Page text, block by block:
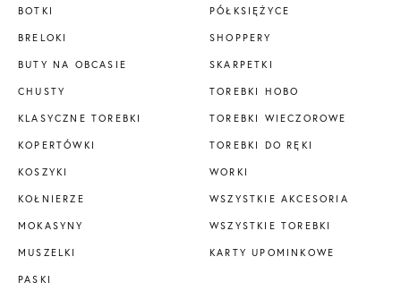
BOTKI
BRELOKI
BUTY NA OBCASIE
CHUSTY
KLASYCZNE TOREBKI
KOPERTÓWKI
KOSZYKI
KOŁNIERZE
MOKASYNY
MUSZELKI
PASKI
PÓŁKSIĘŻYCE
SHOPPERY
SKARPETKI
TOREBKI HOBO
TOREBKI WIECZOROWE
TOREBKI DO RĘKI
WORKI
WSZYSTKIE AKCESORIA
WSZYSTKIE TOREBKI
KARTY UPOMINKOWE